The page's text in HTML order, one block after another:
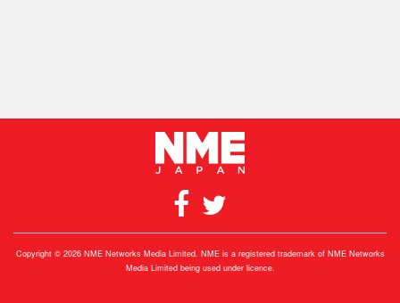
Copyright © 2026 NME Networks Media Limited. NME is a registered trademark of NME Networks
Media Limited being used under licence.